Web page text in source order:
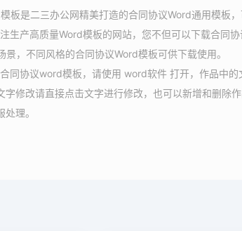
板是二三办公网精美打造的合同协议Word通用模板
生产高质量Word模板的网站，您不但可以下载合同协
，不同风格的合同协议Word模板可供下载使用。
同协议word模板，请使用 word软件 打开，作品中的
修改请直接点击文字进行修改，也可以新增和删除作
理。